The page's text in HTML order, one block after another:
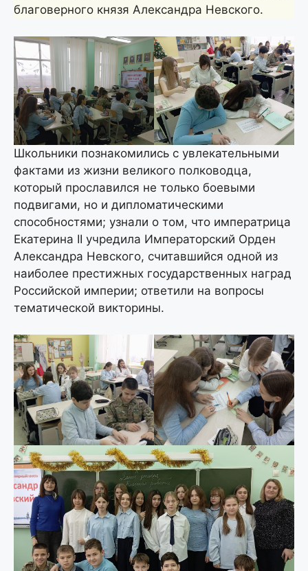
благоверного князя Александра Невского.
Школьники познакомились с увлекательными
фактами из жизни великого полководца,
который прославился не только боевыми
подвигами, но и дипломатическими
способностями; узнали о том, что императрица
Екатерина II учредила Императорский Орден
Александра Невского, считавшийся одной из
наиболее престижных государственных наград
Российской империи; ответили на вопросы
тематической викторины.